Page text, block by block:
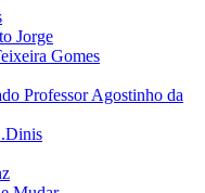
Jorge
Gomes
Professor Agostinho da